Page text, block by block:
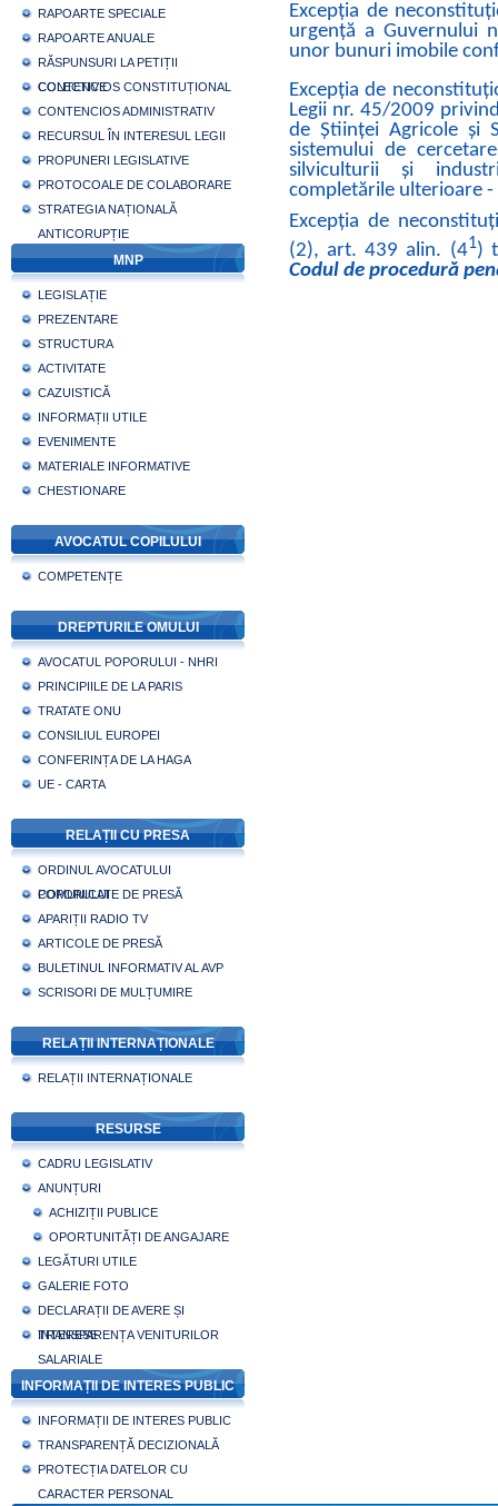
RAPOARTE SPECIALE
RAPOARTE ANUALE
RĂSPUNSURI LA PETIȚII
COLECTIVE
CONTENCIOS CONSTITUȚIONAL
CONTENCIOS ADMINISTRATIV
RECURSUL ÎN INTERESUL LEGII
PROPUNERI LEGISLATIVE
PROTOCOALE DE COLABORARE
STRATEGIA NAȚIONALĂ
ANTICORUPȚIE
MNP
LEGISLAȚIE
PREZENTARE
STRUCTURA
ACTIVITATE
CAZUISTICĂ
INFORMAȚII UTILE
EVENIMENTE
MATERIALE INFORMATIVE
CHESTIONARE
AVOCATUL COPILULUI
COMPETENȚE
DREPTURILE OMULUI
AVOCATUL POPORULUI - NHRI
PRINCIPIILE DE LA PARIS
TRATATE ONU
CONSILIUL EUROPEI
CONFERINȚA DE LA HAGA
UE - CARTA
RELAȚII CU PRESA
ORDINUL AVOCATULUI
POPORULUI
COMUNICATE DE PRESĂ
APARIȚII RADIO TV
ARTICOLE DE PRESĂ
BULETINUL INFORMATIV AL AVP
SCRISORI DE MULȚUMIRE
RELAȚII INTERNAȚIONALE
RELAȚII INTERNAȚIONALE
RESURSE
CADRU LEGISLATIV
ANUNȚURI
ACHIZIȚII PUBLICE
OPORTUNITĂȚI DE ANGAJARE
LEGĂTURI UTILE
GALERIE FOTO
DECLARAȚII DE AVERE ȘI
INTERESE
TRANSPARENȚA VENITURILOR
SALARIALE
INFORMAȚII DE INTERES PUBLIC
INFORMAȚII DE INTERES PUBLIC
TRANSPARENȚĂ DECIZIONALĂ
PROTECȚIA DATELOR CU
CARACTER PERSONAL
Excepția de
urgenţă a Guvernului
unor bunuri imobile
Excepția de
Legii nr. 45/2009
de Științei Agricole și
sistemului de
silviculturii și
completările ulterioare -
Excepția de
(2), art. 439 alin. (41)
Codul de procedură